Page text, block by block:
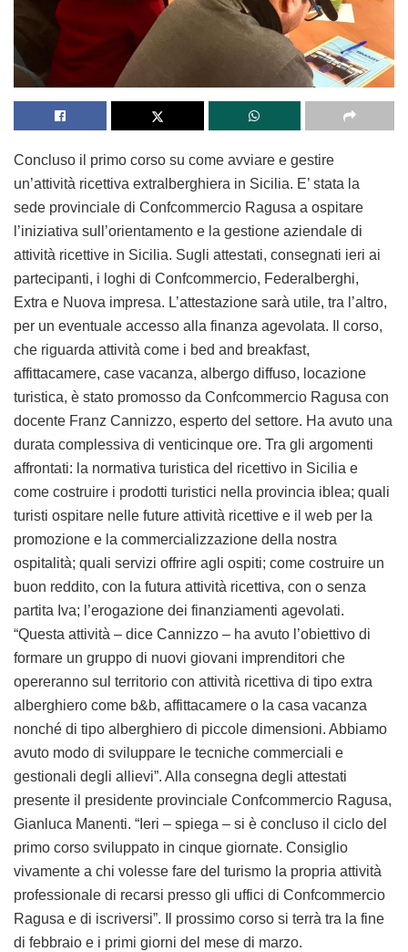
Concluso il primo corso su come avviare e gestire
un’attività ricettiva extralberghiera in Sicilia. E’ stata la
sede provinciale di Confcommercio Ragusa a ospitare
l’iniziativa sull’orientamento e la gestione aziendale di
attività ricettive in Sicilia. Sugli attestati, consegnati ieri ai
partecipanti, i loghi di Confcommercio, Federalberghi,
Extra e Nuova impresa. L’attestazione sarà utile, tra l’altro,
per un eventuale accesso alla finanza agevolata. Il corso,
che riguarda attività come i bed and breakfast,
affittacamere, case vacanza, albergo diffuso, locazione
turistica, è stato promosso da Confcommercio Ragusa con
docente Franz Cannizzo, esperto del settore. Ha avuto una
durata complessiva di venticinque ore. Tra gli argomenti
affrontati: la normativa turistica del ricettivo in Sicilia e
come costruire i prodotti turistici nella provincia iblea; quali
turisti ospitare nelle future attività ricettive e il web per la
promozione e la commercializzazione della nostra
ospitalità; quali servizi offrire agli ospiti; come costruire un
buon reddito, con la futura attività ricettiva, con o senza
partita Iva; l’erogazione dei finanziamenti agevolati.
“Questa attività – dice Cannizzo – ha avuto l’obiettivo di
formare un gruppo di nuovi giovani imprenditori che
opereranno sul territorio con attività ricettiva di tipo extra
alberghiero come b&b, affittacamere o la casa vacanza
nonché di tipo alberghiero di piccole dimensioni. Abbiamo
avuto modo di sviluppare le tecniche commerciali e
gestionali degli allievi”. Alla consegna degli attestati
presente il presidente provinciale Confcommercio Ragusa,
Gianluca Manenti. “Ieri – spiega – si è concluso il ciclo del
primo corso sviluppato in cinque giornate. Consiglio
vivamente a chi volesse fare del turismo la propria attività
professionale di recarsi presso gli uffici di Confcommercio
Ragusa e di iscriversi”. Il prossimo corso si terrà tra la fine
di febbraio e i primi giorni del mese di marzo.